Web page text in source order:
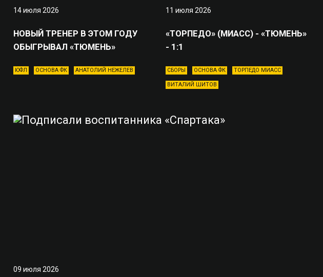
14 июля 2026
НОВЫЙ ТРЕНЕР В ЭТОМ ГОДУ
ОБЫГРЫВАЛ «ТЮМЕНЬ»
ЮФЛ ОСНОВА ФК АНАТОЛИЙ НЕЖЕЛЕВ
11 июля 2026
«ТОРПЕДО» (МИАСС) - «ТЮМЕНЬ»
- 1:1
СБОРЫ ОСНОВА ФК ТОРПЕДО МИАСС
ВИТАЛИЙ ШИТОВ
09 июля 2026